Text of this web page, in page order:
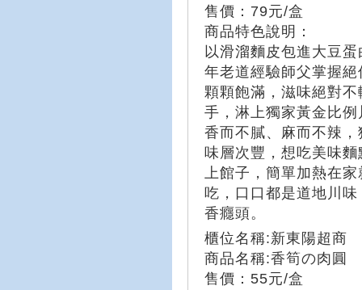
售價：79元/盒
商品特色說明：
以滑溜麵皮包進大豆
年老道經驗師父掌握
顆顆飽滿，滋味絕對不
手，淋上獨家黃金比
香而不膩、麻而不辣
味層次豐，想吃美味
上館子，簡單加熱在家
吃，口口都是道地川
香癮頭。
櫃位名稱:新東陽超商
商品名稱:香筍の肉圓
售價：55元/盒